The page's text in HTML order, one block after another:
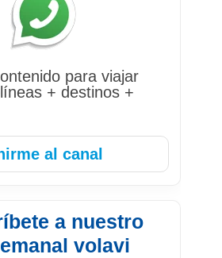
para viajar
+ destinos +
al canal
a nuestro
volavi